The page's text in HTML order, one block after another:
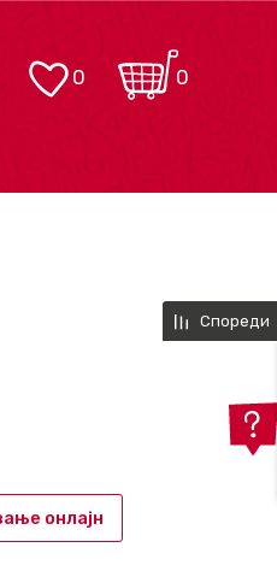
0
0
онлајн
Спореди